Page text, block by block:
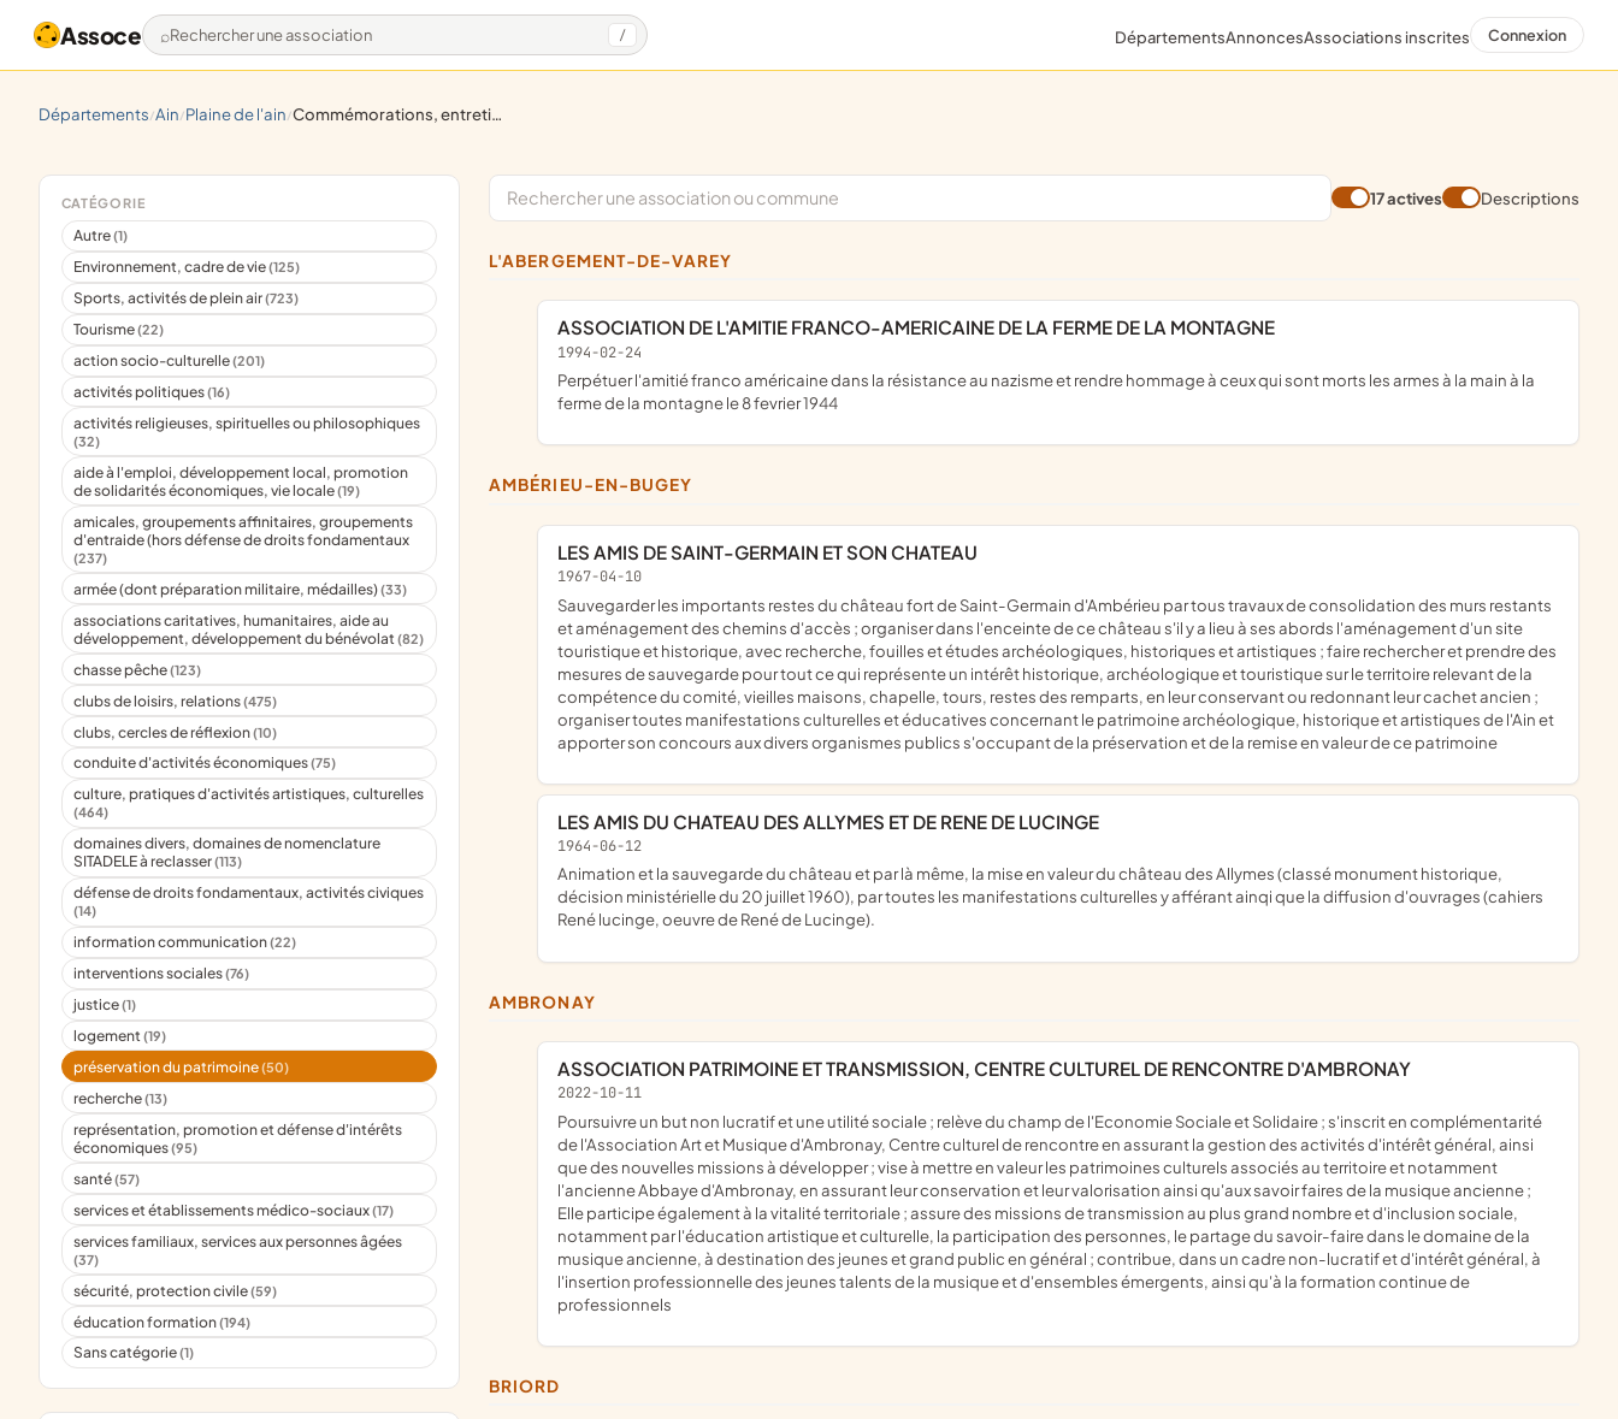
Assoce Rechercher une association / DépartementsAnnoncesAssociations inscrites Connexion
départements/ ain/ plaine de l'ain/ commémorations, entretien de monuments et sites historiques, souvenir militaire
CATÉGORIE
Autre(1)
Environnement, cadre de vie(125)
Sports, activités de plein air(723)
Tourisme(22)
action socio-culturelle(201)
activités politiques(16)
activités religieuses, spirituelles ou philosophiques
(32)
aide à l'emploi, développement local, promotion
de solidarités économiques, vie locale(19)
amicales, groupements affinitaires, groupements
d'entraide (hors défense de droits fondamentaux
(237)
armée (dont préparation militaire, médailles)(33)
associations caritatives, humanitaires, aide au
développement, développement du bénévolat(82)
chasse pêche(123)
clubs de loisirs, relations(475)
clubs, cercles de réflexion(10)
conduite d'activités économiques(75)
culture, pratiques d'activités artistiques, culturelles
(464)
domaines divers, domaines de nomenclature
SITADELE à reclasser(113)
défense de droits fondamentaux, activités civiques
(14)
information communication(22)
interventions sociales(76)
justice(1)
logement(19)
préservation du patrimoine(50)
recherche(13)
représentation, promotion et défense d'intérêts
économiques(95)
santé(57)
services et établissements médico-sociaux(17)
services familiaux, services aux personnes âgées
(37)
sécurité, protection civile(59)
éducation formation(194)
Sans catégorie(1)
17 actives Descriptions
L'ABERGEMENT-DE-VAREY
ASSOCIATION DE L'AMITIE FRANCO-AMERICAINE DE LA FERME DE LA MONTAGNE
1994-02-24
perpétuer l'amitié franco américaine dans la résistance au nazisme et rendre hommage à ceux qui sont morts les armes à la main à la
ferme de la montagne le 8 fevrier 1944
AMBÉRIEU-EN-BUGEY
LES AMIS DE SAINT-GERMAIN ET SON CHATEAU
1967-04-10
sauvegarder les importants restes du château fort de Saint-Germain d'Ambérieu par tous travaux de consolidation des murs restants
et aménagement des chemins d'accès ; organiser dans l'enceinte de ce château s'il y a lieu à ses abords l'aménagement d'un site
touristique et historique, avec recherche, fouilles et études archéologiques, historiques et artistiques ; faire rechercher et prendre des
mesures de sauvegarde pour tout ce qui représente un intérêt historique, archéologique et touristique sur le territoire relevant de la
compétence du comité, vieilles maisons, chapelle, tours, restes des remparts, en leur conservant ou redonnant leur cachet ancien ;
organiser toutes manifestations culturelles et éducatives concernant le patrimoine archéologique, historique et artistiques de l'Ain et
apporter son concours aux divers organismes publics s'occupant de la préservation et de la remise en valeur de ce patrimoine
LES AMIS DU CHATEAU DES ALLYMES ET DE RENE DE LUCINGE
1964-06-12
animation et la sauvegarde du château et par là même, la mise en valeur du château des Allymes (classé monument historique,
décision ministérielle du 20 juillet 1960), par toutes les manifestations culturelles y afférant ainqi que la diffusion d'ouvrages (cahiers
René lucinge, oeuvre de René de Lucinge).
AMBRONAY
ASSOCIATION PATRIMOINE ET TRANSMISSION, CENTRE CULTUREL DE RENCONTRE D'AMBRONAY
2022-10-11
poursuivre un but non lucratif et une utilité sociale ; relève du champ de l'Economie Sociale et Solidaire ; s'inscrit en complémentarité
de l'Association Art et Musique d'Ambronay, Centre culturel de rencontre en assurant la gestion des activités d'intérêt général, ainsi
que des nouvelles missions à développer ; vise à mettre en valeur les patrimoines culturels associés au territoire et notamment
l'ancienne Abbaye d'Ambronay, en assurant leur conservation et leur valorisation ainsi qu'aux savoir faires de la musique ancienne ;
Elle participe également à la vitalité territoriale ; assure des missions de transmission au plus grand nombre et d'inclusion sociale,
notamment par l'éducation artistique et culturelle, la participation des personnes, le partage du savoir-faire dans le domaine de la
musique ancienne, à destination des jeunes et grand public en général ; contribue, dans un cadre non-lucratif et d'intérêt général, à
l'insertion professionnelle des jeunes talents de la musique et d'ensembles émergents, ainsi qu'à la formation continue de
professionnels
BRIORD